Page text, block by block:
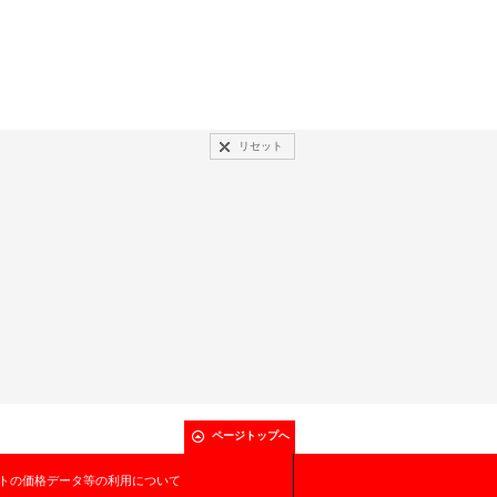
リセット
ページトップへ
の価格データ等の利用について